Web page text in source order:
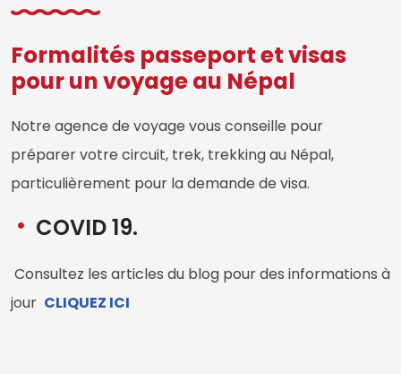
Formalités passeport et visas
pour un voyage au Népal
Notre agence de voyage vous conseille pour
préparer votre circuit, trek, trekking au Népal,
particulièrement pour la demande de visa.
COVID 19.
Consultez les articles du blog pour des informations à
jour CLIQUEZ ICI